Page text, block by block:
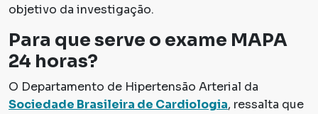
objetivo da investigação.
Para que serve o exame MAPA
24 horas?
O Departamento de Hipertensão Arterial da
Sociedade Brasileira de Cardiologia, ressalta que